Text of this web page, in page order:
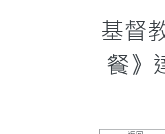
基督
餐》